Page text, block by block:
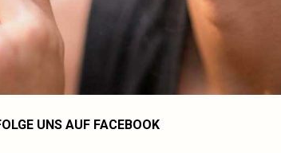
UNS AUF FACEBOOK